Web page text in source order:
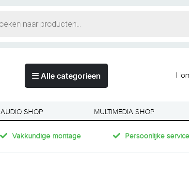
Alle categorieen
AUDIO SHOP MULTIMEDIA SHOP
Vakkundige montage Persoonlijke service